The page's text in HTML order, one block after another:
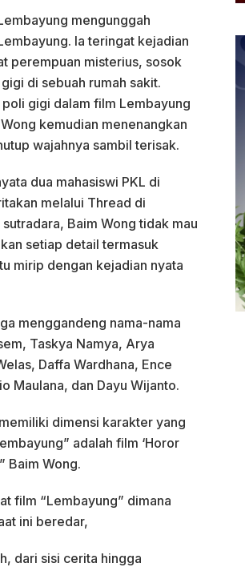
mengunggah
Ia teringat kejadian
perempuan misterius, sosok
di sebuah rumah sakit.
gigi dalam film Lembayung
kemudian menenangkan
wajahnya sambil terisak.
dua mahasiswi PKL di
melalui Thread di
Baim Wong tidak mau
setiap detail termasuk
mirip dengan kejadian nyata
menggandeng nama-nama
Taskya Namya, Arya
Daffa Wardhana, Ence
Maulana, dan Dayu Wijanto.
dimensi karakter yang
adalah film ‘Horor
Baim Wong.
film “Lembayung” dimana
ini beredar,
dari sisi cerita hingga